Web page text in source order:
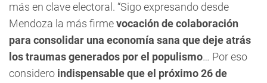
más en clave electoral. “Sigo expresando desde
Mendoza la más firmevocación de colaboración
para consolidar una economía sana que deje atrás
los traumas generados por el populismo… Por eso
considero indispensable que el próximo 26 de